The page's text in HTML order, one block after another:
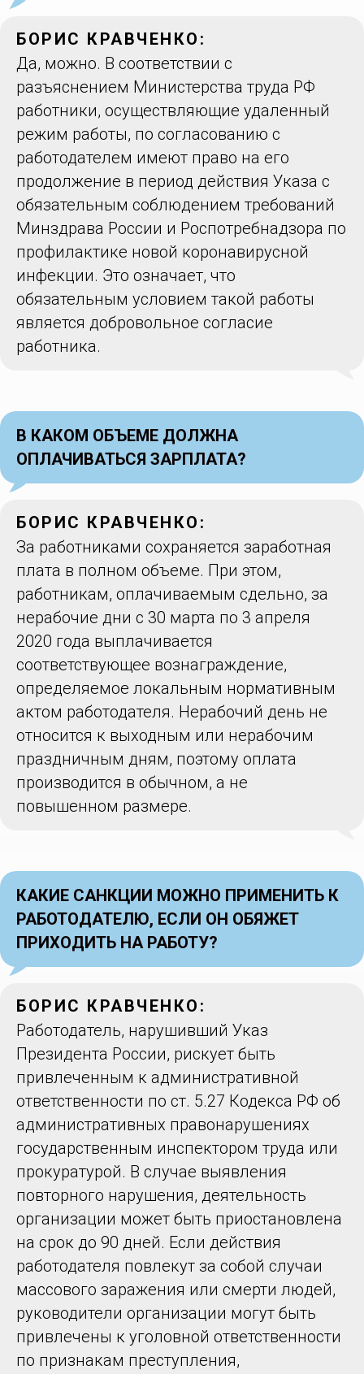
БОРИС КРАВЧЕНКО:
Да, можно. В соответствии с
разъяснением Министерства труда РФ
работники, осуществляющие удаленный
режим работы, по согласованию с
работодателем имеют право на его
продолжение в период действия Указа с
обязательным соблюдением требований
Минздрава России и Роспотребнадзора по
профилактике новой коронавирусной
инфекции. Это означает, что
обязательным условием такой работы
является добровольное согласие
работника.
В КАКОМ ОБЪЕМЕ ДОЛЖНА
ОПЛАЧИВАТЬСЯ ЗАРПЛАТА?
БОРИС КРАВЧЕНКО:
За работниками сохраняется заработная
плата в полном объеме. При этом,
работникам, оплачиваемым сдельно, за
нерабочие дни с 30 марта по 3 апреля
2020 года выплачивается
соответствующее вознаграждение,
определяемое локальным нормативным
актом работодателя. Нерабочий день не
относится к выходным или нерабочим
праздничным дням, поэтому оплата
производится в обычном, а не
повышенном размере.
КАКИЕ САНКЦИИ МОЖНО ПРИМЕНИТЬ К
РАБОТОДАТЕЛЮ, ЕСЛИ ОН ОБЯЖЕТ
ПРИХОДИТЬ НА РАБОТУ?
БОРИС КРАВЧЕНКО:
Работодатель, нарушивший Указ
Президента России, рискует быть
привлеченным к административной
ответственности по ст. 5.27 Кодекса РФ об
административных правонарушениях
государственным инспектором труда или
прокуратурой. В случае выявления
повторного нарушения, деятельность
организации может быть приостановлена
на срок до 90 дней. Если действия
работодателя повлекут за собой случаи
массового заражения или смерти людей,
руководители организации могут быть
привлечены к уголовной ответственности
по признакам преступления,